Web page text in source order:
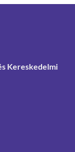
Kereskedelmi